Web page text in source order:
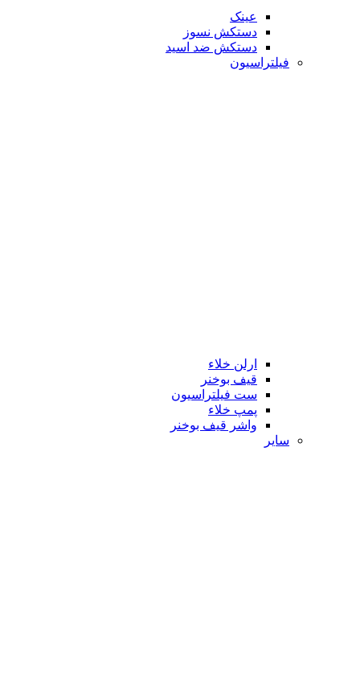
عینک
دستکش نسوز
دستکش ضد اسید
فیلتراسیون
ارلن خلاء
قیف بوخنر
ست فیلتراسیون
پمپ خلاء
واشر قیف بوخنر
سایر